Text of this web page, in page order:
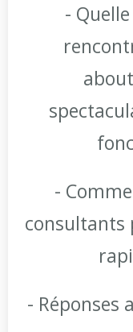
-
-
consultants
- Réponses